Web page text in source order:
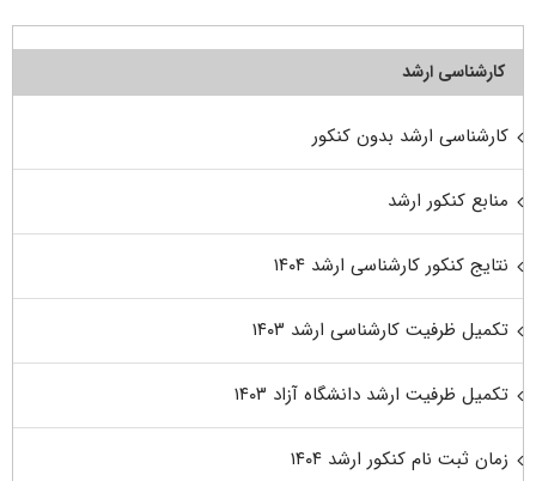
کارشناسی ارشد
کارشناسی ارشد بدون کنکور
منابع کنکور ارشد
نتایج کنکور کارشناسی ارشد ۱۴۰۴
تکمیل ظرفیت کارشناسی ارشد ۱۴۰۳
تکمیل ظرفیت ارشد دانشگاه آزاد ۱۴۰۳
زمان ثبت نام کنکور ارشد ۱۴۰۴